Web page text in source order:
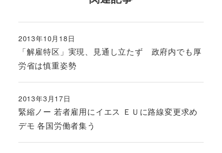
「解雇特区」実現、見通し立たず 政府内でも厚
労省は慎重姿勢
投稿日
2013年10月18日
緊縮ノー 若者雇用にイエス ＥＵに路線変更求め
デモ 各国労働者集う
投稿日
2013年3月17日